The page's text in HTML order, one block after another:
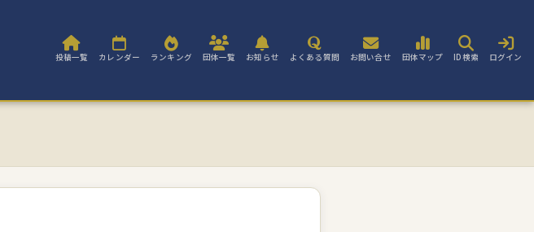
投稿一覧 カレンダー ランキング 団体一覧 お知らせ よくある質問 お問い合せ 団体マップ ID検索 ログイン